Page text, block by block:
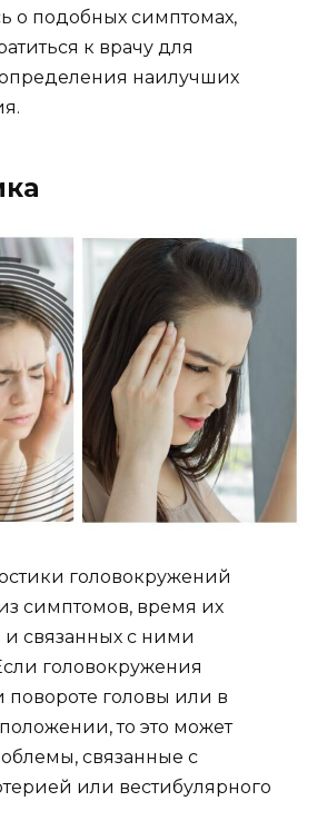
о подобных симптомах,
к врачу для
наилучших
головокружений
симптомов, время их
связанных с ними
головокружения
повороте головы или в
то это может
связанные с
или вестибулярного